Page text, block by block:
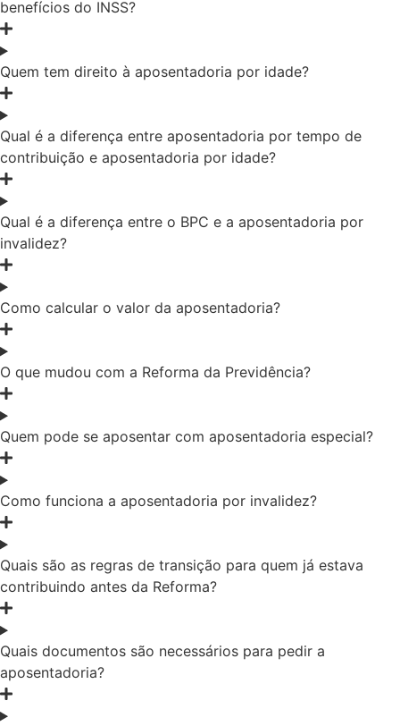
benefícios do INSS?
Quem tem direito à aposentadoria por idade?
Qual é a diferença entre aposentadoria por tempo de
contribuição e aposentadoria por idade?
Qual é a diferença entre o BPC e a aposentadoria por
invalidez?
Como calcular o valor da aposentadoria?
O que mudou com a Reforma da Previdência?
Quem pode se aposentar com aposentadoria especial?
Como funciona a aposentadoria por invalidez?
Quais são as regras de transição para quem já estava
contribuindo antes da Reforma?
Quais documentos são necessários para pedir a
aposentadoria?